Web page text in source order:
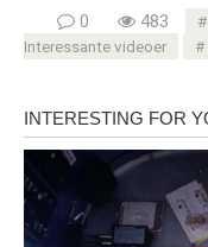
0 483
Interessante videoer